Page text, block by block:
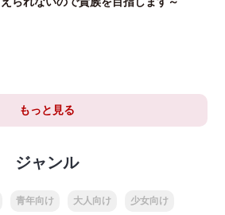
もっと見る
ジャンル
青年向け 大人向け 少女向け